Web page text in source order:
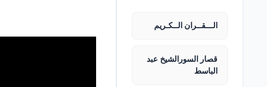
الـــقــران الــكـريم
قصار السورالشيخ عبد
الباسط